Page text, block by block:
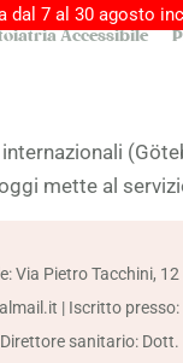
dal 7 al 30 agosto
Accessibile
mette al
Via Pietro Tacchini, 12
| Iscritto presso:
sanitario: Dott.